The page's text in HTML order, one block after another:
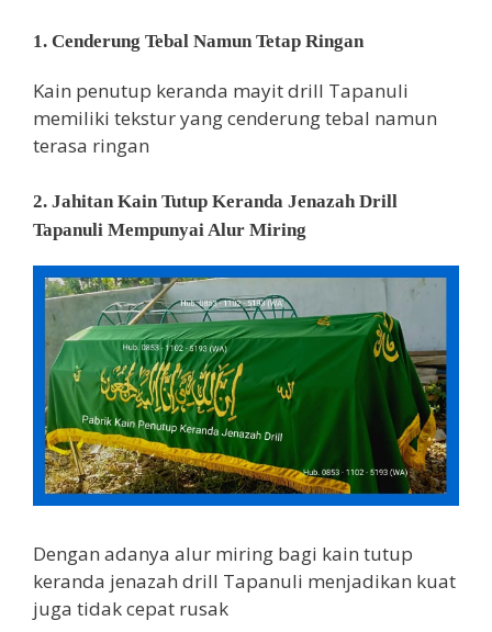
1. Cenderung Tebal Namun Tetap Ringan
Kain penutup keranda mayit drill Tapanuli
memiliki tekstur yang cenderung tebal namun
terasa ringan
2. Jahitan Kain Tutup Keranda Jenazah Drill
Tapanuli Mempunyai Alur Miring
Dengan adanya alur miring bagi kain tutup
keranda jenazah drill Tapanuli menjadikan kuat
juga tidak cepat rusak